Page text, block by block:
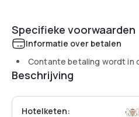
Specifieke voorwaarden
Informatie over betalen
Contante betaling wordt
Beschrijving
Hotelketen: